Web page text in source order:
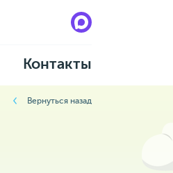
Контакты
Вернуться назад